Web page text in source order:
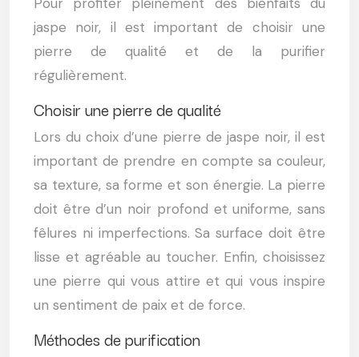
jaspe noir, il est important de choisir une
pierre de qualité et de la purifier
régulièrement.
Choisir une pierre de qualité
Lors du choix d’une pierre de jaspe noir, il est
important de prendre en compte sa couleur,
sa texture, sa forme et son énergie. La pierre
doit être d’un noir profond et uniforme, sans
fêlures ni imperfections. Sa surface doit être
lisse et agréable au toucher. Enfin, choisissez
une pierre qui vous attire et qui vous inspire
un sentiment de paix et de force.
Méthodes de purification